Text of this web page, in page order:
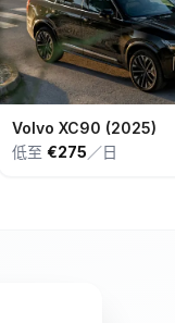
Volvo XC90 (2025)
低至 €275 ／日